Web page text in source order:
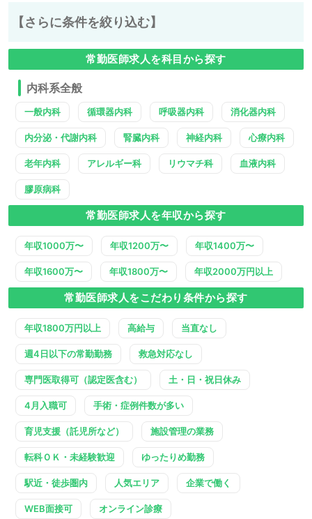
【さらに条件を絞り込む】
常勤医師求人を科目から探す
内科系全般
一般内科 循環器内科 呼吸器内科 消化器内科
内分泌・代謝内科 腎臓内科 神経内科 心療内科
老年内科 アレルギー科 リウマチ科 血液内科
膠原病科
常勤医師求人を年収から探す
年収1000万〜 年収1200万〜 年収1400万〜
年収1600万〜 年収1800万〜 年収2000万円以上
常勤医師求人をこだわり条件から探す
年収1800万円以上 高給与 当直なし
週4日以下の常勤勤務 救急対応なし
専門医取得可（認定医含む） 土・日・祝日休み
4月入職可 手術・症例件数が多い
育児支援（託児所など） 施設管理の業務
転科ＯＫ・未経験歓迎 ゆったりめ勤務
駅近・徒歩圏内 人気エリア 企業で働く
WEB面接可 オンライン診療